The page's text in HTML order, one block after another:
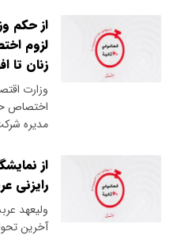
از حکم
لزوم
زنان تا
وزارت
اختصاص
مدیره
از
رایزنی
ولیعهد
آخرین